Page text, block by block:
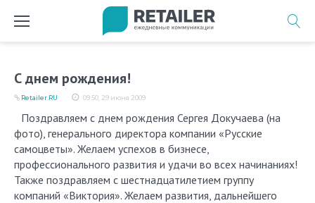
С днем рождения!
09:50, 29 июня 2009
Retailer.RU
Поздравляем с днем рождения Сергея Докучаева (на
фото), генерального директора компании «Русские
самоцветы». Желаем успехов в бизнесе,
профессионального развития и удачи во всех начинаниях!
Также поздравляем с шестнадцатилетием группу
компаний «Виктория». Желаем развития, дальнейшего